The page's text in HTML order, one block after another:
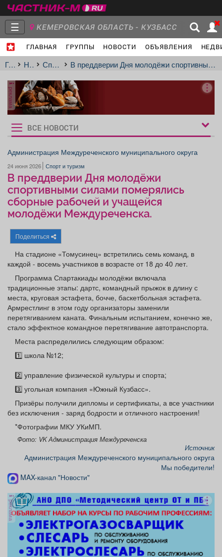
☰ КЕМЕРОВСКАЯ ОБЛАСТЬ - КУЗБАСС
ГЛАВНАЯ ГРУППЫ НОВОСТИ ОБЪЯВЛЕНИЯ
Главная
Новости
Объявления Недвижимость Услуги
Работа Транспорт
Афиша
Товары Поздравления
ТВ программа Я - пенсионер
ГлавнаяНовости
Спорт и туризм В преддверии Дня молодёжи спортивными силами померялись сборные рабочей и учащейся молодёжи Междуреченска.
реклама
Рукбрики
новостей
ВСЕ НОВОСТИ
Администрация Междуреченского муниципального округа
24 июня 2026 Спорт и туризм
В преддверии Дня молодёжи
спортивными силами померялись
сборные рабочей и учащейся
молодёжи Междуреченска.
Поделиться
На стадионе «Томусинец» встретились семь команд, в
каждой - восемь участников в возрасте от 18 до 40 лет.
Программа Спартакиады молодёжи включала
традиционные этапы: дартс, командный прыжок в длину с
места, круговая эстафета, бочче, баскетбольная эстафета.
Армрестлинг в этом году организаторы заменили
перетягиванием каната. Финальным испытанием, конечно же,
стало эффектное командное перетягивание автотранспорта.
Места распределились следующим образом:
1️⃣ школа №12;
2️⃣ управление физической культуры и спорта;
3️⃣ угольная компания «Южный Кузбасс».
Призёры получили дипломы и сертификаты, а все участники
без исключения - заряд бодрости и отличного настроения!
*Фотографии МКУ УКиМП.
Фото: VK Администрация Междуреченска
Источник
Администрация Междуреченского муниципального округа
Мы победители!
MAX-канал "Новости"
реклама